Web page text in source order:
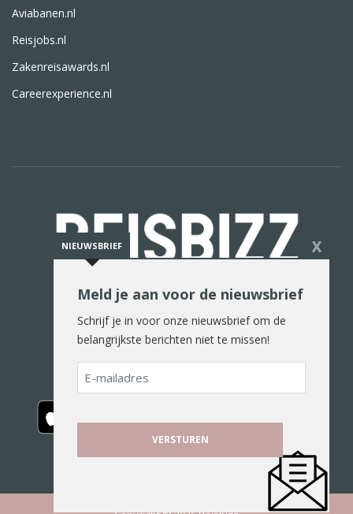
Aviabanen.nl
Reisjobs.nl
Zakenreisawards.nl
Careerexperience.nl
De reiswereld in woord en beeld
NIEUWSBRIEF X
Meld je aan voor de nieuwsbrief
Schrijf je in voor onze nieuwsbrief om de
belangrijkste berichten niet te missen!
E-
mailadres